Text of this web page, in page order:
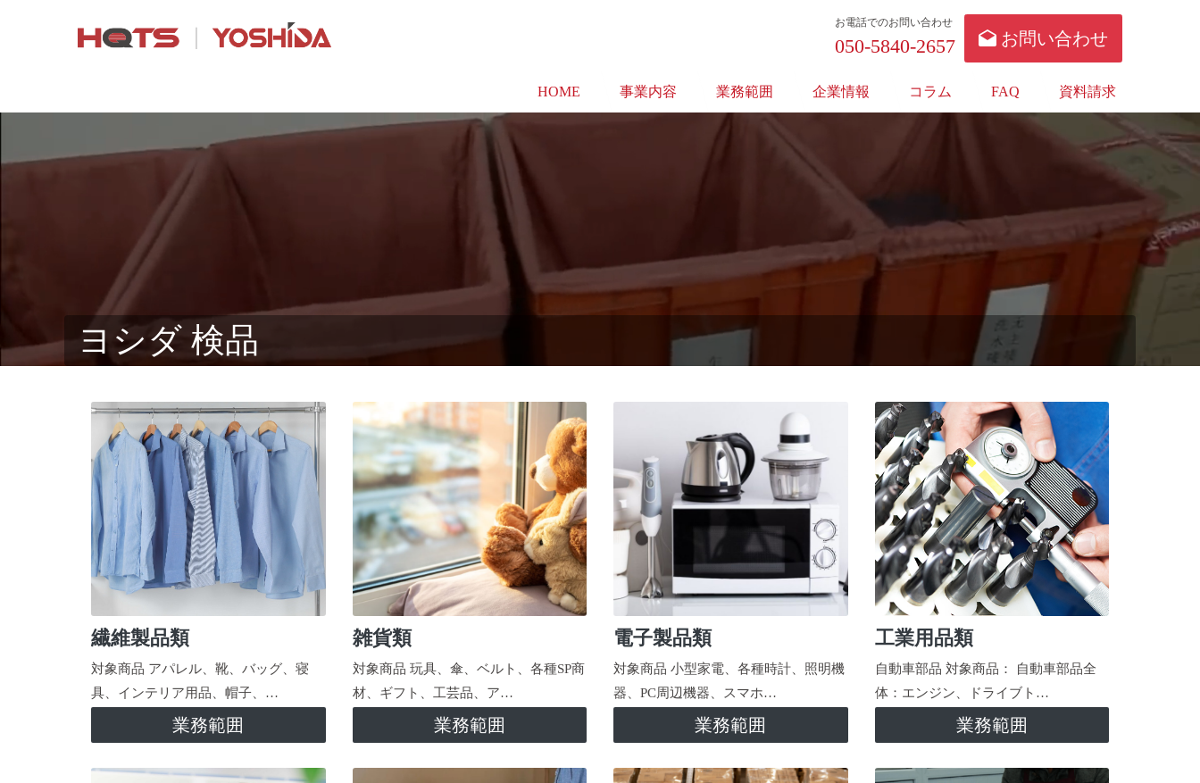
お電話でのお問い合わせ
050-5840-2657 お問い合わせ
HOME 事業内容 業務範囲 企業情報 コラム FAQ 資料請求
ヨシダ 検品
繊維製品類
対象商品 アパレル、靴、バッグ、寝
具、インテリア用品、帽子、…
業務範囲
雑貨類
対象商品 玩具、傘、ベルト、各種SP商
材、ギフト、工芸品、ア…
業務範囲
電子製品類
対象商品 小型家電、各種時計、照明機
器、PC周辺機器、スマホ…
業務範囲
工業用品類
自動車部品 対象商品： 自動車部品全
体：エンジン、ドライブト…
業務範囲